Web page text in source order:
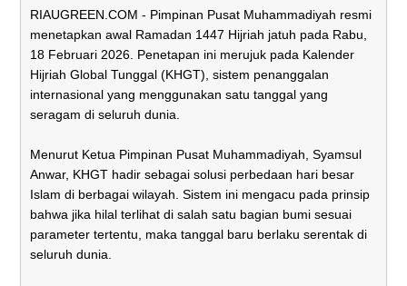
RIAUGREEN.COM - Pimpinan Pusat Muhammadiyah resmi
menetapkan awal Ramadan 1447 Hijriah jatuh pada Rabu,
18 Februari 2026. Penetapan ini merujuk pada Kalender
Hijriah Global Tunggal (KHGT), sistem penanggalan
internasional yang menggunakan satu tanggal yang
seragam di seluruh dunia.
Menurut Ketua Pimpinan Pusat Muhammadiyah, Syamsul
Anwar, KHGT hadir sebagai solusi perbedaan hari besar
Islam di berbagai wilayah. Sistem ini mengacu pada prinsip
bahwa jika hilal terlihat di salah satu bagian bumi sesuai
parameter tertentu, maka tanggal baru berlaku serentak di
seluruh dunia.